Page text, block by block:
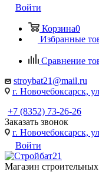
Войти
Корзина0
Избранные
Сравнение
stroybat21@mail.ru
г. Новочебоксарск,
+7 (8352) 73-26-26
Заказать звонок
г. Новочебоксарск,
Войти
Магазин